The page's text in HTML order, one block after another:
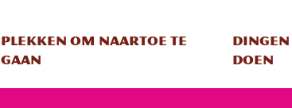
Plekken om naartoe te
gaan
doen